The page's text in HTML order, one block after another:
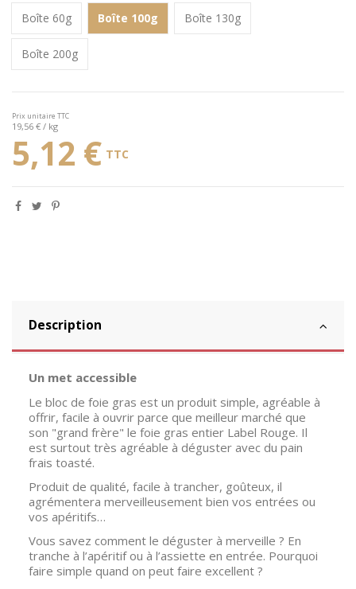
Boîte 60g
Boîte 100g Boîte 130g
Boîte 200g
Prix unitaire TTC
19,56 € / kg
5,12 € TTC
Description
Un met accessible
Le bloc de foie gras est un produit simple, agréable à
offrir, facile à ouvrir parce que meilleur marché que
son "grand frère" le foie gras entier Label Rouge. Il
est surtout très agréable à déguster avec du pain
frais toasté.
Produit de qualité, facile à trancher, goûteux, il
agrémentera merveilleusement bien vos entrées ou
vos apéritifs…
Vous savez comment le déguster à merveille ? En
tranche à l’apéritif ou à l’assiette en entrée. Pourquoi
faire simple quand on peut faire excellent ?